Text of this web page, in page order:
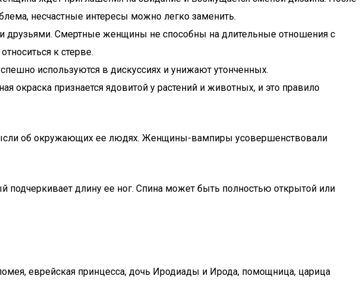
несчастные интересы можно легко заменить.
друзьями. Смертные женщины не способны на длительные отношения с
к стерве.
используются в дискуссиях и унижают утонченных.
признается ядовитой у растений и животных, и это правило
об окружающих ее людях. Женщины-вампиры усовершенствовали
длину ее ног. Спина может быть полностью открытой или
еврейская принцесса, дочь Иродиады и Ирода, помощница, царица